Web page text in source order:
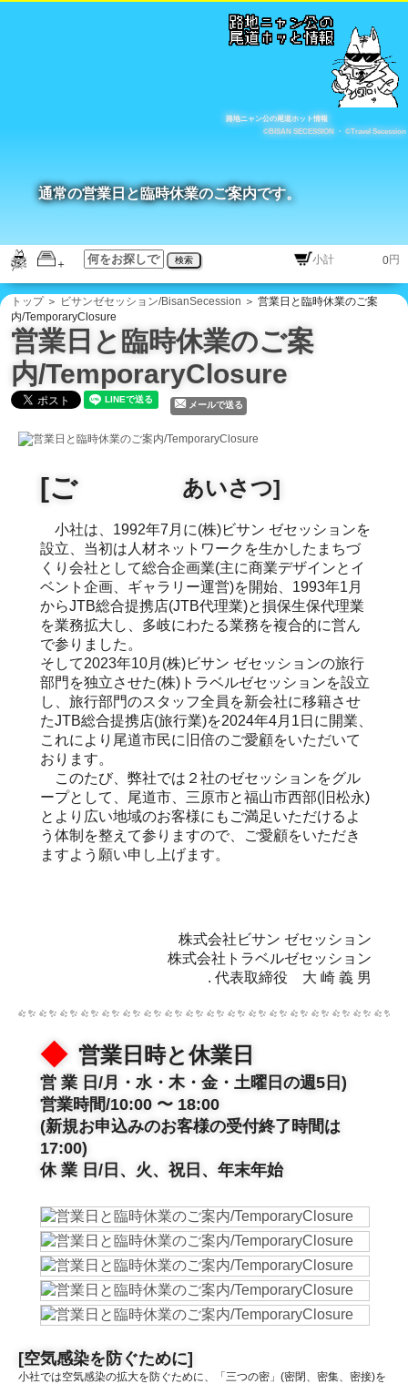
路地ニャン公の尾道ホット情報
©BISAN SECESSION
・ ©Travel Secession
検索 円
通常の営業日と臨時休業のご案内です。
トップ＞ ビサンゼセッション/BisanSecession ＞ 営業日と臨時休業のご案
内/TemporaryClosure
営業日と臨時休業のご案
内/TemporaryClosure
メールで送る
[ご あいさつ]
小社は、1992年7月に(株)ビサン ゼセッションを
設立、当初は人材ネットワークを生かしたまちづ
くり会社として総合企画業(主に商業デザインとイ
ベント企画、ギャラリー運営)を開始、1993年1月
からJTB総合提携店(JTB代理業)と損保生保代理業
を業務拡大し、多岐にわたる業務を複合的に営ん
で参りました。
そして2023年10月(株)ビサン ゼセッションの旅行
部門を独立させた(株)トラベルゼセッションを設立
し、旅行部門のスタッフ全員を新会社に移籍させ
たJTB総合提携店(旅行業)を2024年4月1日に開業、
これにより尾道市民に旧倍のご愛顧をいただいて
おります。
このたび、弊社では２社のゼセッションをグル
ープとして、尾道市、三原市と福山市西部(旧松永)
とより広い地域のお客様にもご満足いただけるよ
う体制を整えて参りますので、ご愛顧をいただき
ますよう願い申し上げます。
株式会社ビサン ゼセッション
株式会社トラベルゼセッション
. 代表取締役 大 崎 義 男
◆ 営業日時と休業日
営 業 日/月・水・木・金・土曜日の週5日)
営業時間/10:00 〜 18:00
(新規お申込みのお客様の受付終了時間は
17:00)
休 業 日/日、火、祝日、年末年始
[空気感染を防ぐために]
小社では空気感染の拡大を防ぐために、「三つの密」(密閉、密集、密接)を